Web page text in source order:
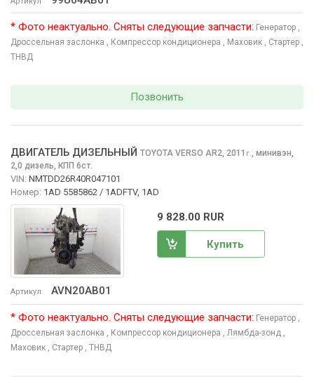
* Фото неактуально. Сняты следующие запчасти: Генератор
Дроссельная заслонка
, Компрессор кондиционера , Маховик , Стартер
ТНВД
Позвонить
Артикул AVN20AB01
ДВИГАТЕЛЬ ДИЗЕЛЬНЫЙ TOYOTA VERSO AR2, 2011 г., минивэн,
2,0 дизель, КПП 6ст.
VIN: NMTDD26R40R047101
Номер: 1AD 5585862 / 1ADFTV, 1AD
9 828.00 RUR
Купить
* Фото неактуально. Сняты следующие запчасти: Генератор ,
Дроссельная заслонка , Компрессор кондиционера , Лямбда-зонд ,
Маховик , Стартер , ТНВД